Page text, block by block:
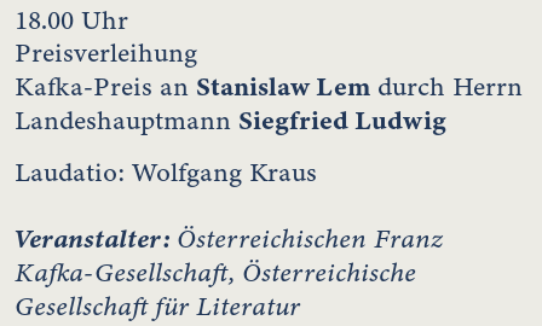
18.00 Uhr
Preisverleihung
Kafka-Preis an Stanislaw Lem durch Herrn
Landeshauptmann Siegfried Ludwig
Laudatio: Wolfgang Kraus
Veranstalter: Österreichischen Franz
Kafka-Gesellschaft, Österreichische
Gesellschaft für Literatur